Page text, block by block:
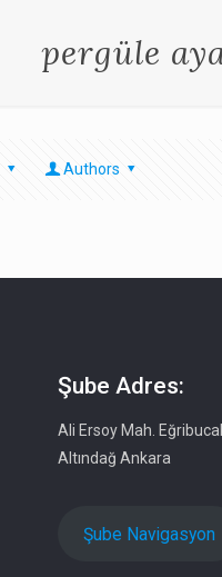
pergüle
Authors
Şube Adres:
Ali Ersoy Mah.
Altındağ Ankara
Şube Navigasyon